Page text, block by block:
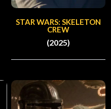
STAR WARS: SKELETON
CREW
(2025)